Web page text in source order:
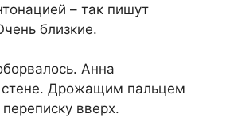
– так пишут
близкие.
Анна
стене. Дрожащим пальцем
вверх.